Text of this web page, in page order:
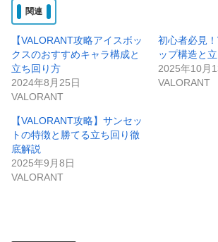
関連
【VALORANT攻略アイスボッ
クスのおすすめキャラ構成と
立ち回り方
2024年8月25日
VALORANT
初心者必見
ップ構造と
2025年10月
VALORANT
【VALORANT攻略】サンセッ
トの特徴と勝てる立ち回り徹
底解説
2025年9月8日
VALORANT